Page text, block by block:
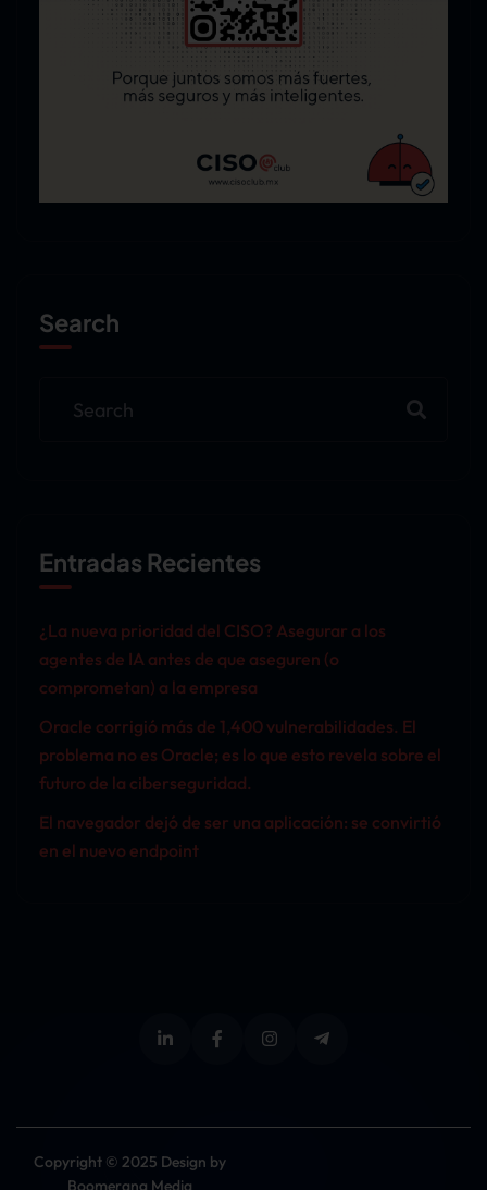
Search
Entradas Recientes
¿La nueva prioridad del CISO? Asegurar a los
agentes de IA antes de que aseguren (o
comprometan) a la empresa
Oracle corrigió más de 1,400 vulnerabilidades. El
problema no es Oracle; es lo que esto revela sobre el
futuro de la ciberseguridad.
El navegador dejó de ser una aplicación: se convirtió
en el nuevo endpoint
Copyright © 2025 Design by
Boomerang Media
tu lugar en nuestra comunidad para no perderte las
sorpresas que tenemos preparadas para el resto del año.
VER EXPERIENCIA TECHSUMMIT